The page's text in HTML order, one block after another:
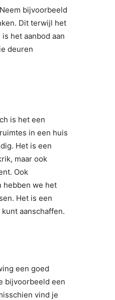
bijvoorbeeld
Dit terwijl het
het aanbod aan
deuren
is het een
in een huis
Het is een
maar ook
Ook
hebben we het
Het is een
aanschaffen.
een goed
bijvoorbeeld een
vind je